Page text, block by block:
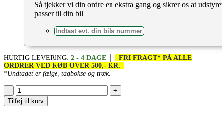
Så tjekker vi din ordre en ekstra gang og sikrer os at
passer til din bil
HURTIG LEVERING: 2 - 4 DAGE
FRI FRAGT* PÅ ALLE
ORDRER VED KØB OVER 500,- KR.
*Undtaget er fælge, tagbokse og træk.
-
+
Tilføj til kurv